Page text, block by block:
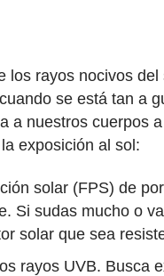
rayos nocivos
se está tan a
a nuestros cuerpos
exposición al sol:
solar (FPS) de
Si sudas mucho o
solar que sea
rayos UVB. Busca